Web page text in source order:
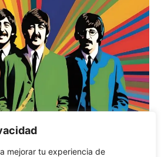
mejorar tu experiencia de